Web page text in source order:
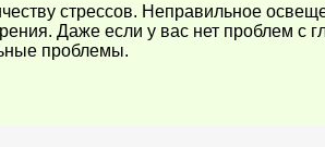
стрессов. Неправильное
Даже если у вас нет проблем с
проблемы.